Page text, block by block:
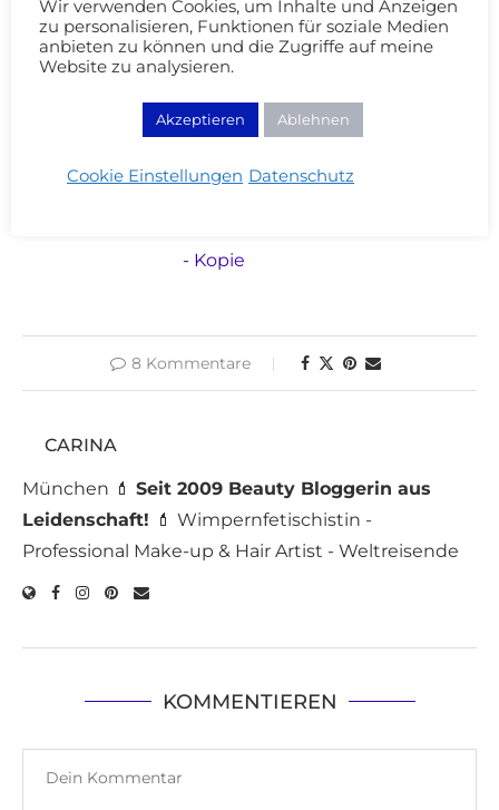
ihn euch an! Ich fand Miles Teller bisher total
unsympathisch, aber was er in dem Film geleistet
hat, ist Oscar-würdig!
euch in letzter Zeit begeistern?
8 Kommentare
CARINA
München 💄 Seit 2009 Beauty Bloggerin aus
Leidenschaft! 💄 Wimpernfetischistin -
Professional Make-up & Hair Artist - Weltreisende
KOMMENTIEREN
Wir verwenden Cookies, um Inhalte und Anzeigen
zu personalisieren, Funktionen für soziale Medien
anbieten zu können und die Zugriffe auf meine
Website zu analysieren.
Akzeptieren Ablehnen
Cookie Einstellungen Datenschutz